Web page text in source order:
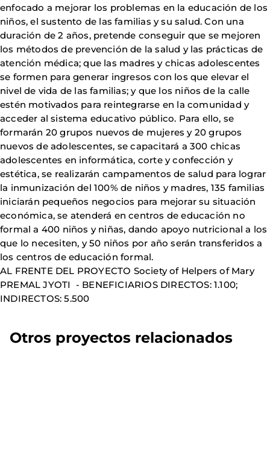
enfocado a mejorar los problemas en la educación de los
niños, el sustento de las familias y su salud. Con una
duración de 2 años, pretende conseguir que se mejoren
los métodos de prevención de la salud y las prácticas de
atención médica; que las madres y chicas adolescentes
se formen para generar ingresos con los que elevar el
nivel de vida de las familias; y que los niños de la calle
estén motivados para reintegrarse en la comunidad y
acceder al sistema educativo público. Para ello, se
formarán 20 grupos nuevos de mujeres y 20 grupos
nuevos de adolescentes, se capacitará a 300 chicas
adolescentes en informática, corte y confección y
estética, se realizarán campamentos de salud para lograr
la inmunización del 100% de niños y madres, 135 familias
iniciarán pequeños negocios para mejorar su situación
económica, se atenderá en centros de educación no
formal a 400 niños y niñas, dando apoyo nutricional a los
que lo necesiten, y 50 niños por año serán transferidos a
los centros de educación formal.
AL FRENTE DEL PROYECTO Society of Helpers of Mary
PREMAL JYOTI - BENEFICIARIOS DIRECTOS: 1.100;
INDIRECTOS: 5.500
Otros proyectos relacionados